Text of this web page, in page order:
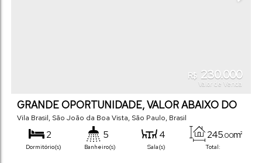
R$ 230.000
Valor de Venda
GRANDE OPORTUNIDADE, VALOR ABAIXO DO
MERCADO
Vila Brasil, São João da Boa Vista, São Paulo, Brasil
2
Dormitório(s)
5
Banheiro(s)
4
Sala(s) Total:
245.00m²